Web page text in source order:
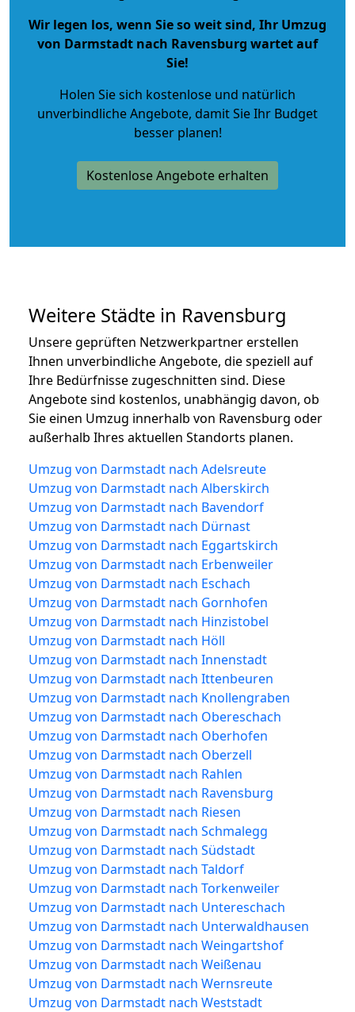
Wir legen los, wenn Sie so weit sind, Ihr Umzug
von Darmstadt nach Ravensburg wartet auf
Sie!
Holen Sie sich kostenlose und natürlich
unverbindliche Angebote, damit Sie Ihr Budget
besser planen!
Kostenlose Angebote erhalten
Weitere Städte in Ravensburg
Unsere geprüften Netzwerkpartner erstellen
Ihnen unverbindliche Angebote, die speziell auf
Ihre Bedürfnisse zugeschnitten sind. Diese
Angebote sind kostenlos, unabhängig davon, ob
Sie einen Umzug innerhalb von Ravensburg oder
außerhalb Ihres aktuellen Standorts planen.
Umzug von Darmstadt nach Adelsreute
Umzug von Darmstadt nach Alberskirch
Umzug von Darmstadt nach Bavendorf
Umzug von Darmstadt nach Dürnast
Umzug von Darmstadt nach Eggartskirch
Umzug von Darmstadt nach Erbenweiler
Umzug von Darmstadt nach Eschach
Umzug von Darmstadt nach Gornhofen
Umzug von Darmstadt nach Hinzistobel
Umzug von Darmstadt nach Höll
Umzug von Darmstadt nach Innenstadt
Umzug von Darmstadt nach Ittenbeuren
Umzug von Darmstadt nach Knollengraben
Umzug von Darmstadt nach Obereschach
Umzug von Darmstadt nach Oberhofen
Umzug von Darmstadt nach Oberzell
Umzug von Darmstadt nach Rahlen
Umzug von Darmstadt nach Ravensburg
Umzug von Darmstadt nach Riesen
Umzug von Darmstadt nach Schmalegg
Umzug von Darmstadt nach Südstadt
Umzug von Darmstadt nach Taldorf
Umzug von Darmstadt nach Torkenweiler
Umzug von Darmstadt nach Untereschach
Umzug von Darmstadt nach Unterwaldhausen
Umzug von Darmstadt nach Weingartshof
Umzug von Darmstadt nach Weißenau
Umzug von Darmstadt nach Wernsreute
Umzug von Darmstadt nach Weststadt